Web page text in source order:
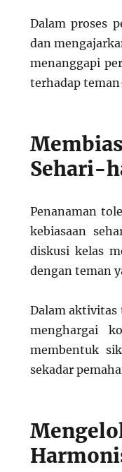
Dalam proses
dan
menanggapi
terhadap
Sehari-
Penanaman
kebiasaan
diskusi kelas
dengan teman
Dalam aktivitas
menghargai
membentuk
sekadar